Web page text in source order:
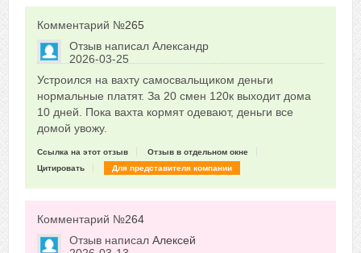
Комментарий №265
Отзыв написал Александр
2026-03-25
0
Сказать друзьям об отзыве
Устроился на вахту самосвальщиком деньги
нормальные платят. За 20 смен 120к выходит дома
10 дней. Пока вахта кормят одевают, деньги все
домой увожу.
Ссылка на этот отзыв
Отзыв в отдельном окне
Цитировать
Для представителя компании
Комментарий №264
Отзыв написал Алексей